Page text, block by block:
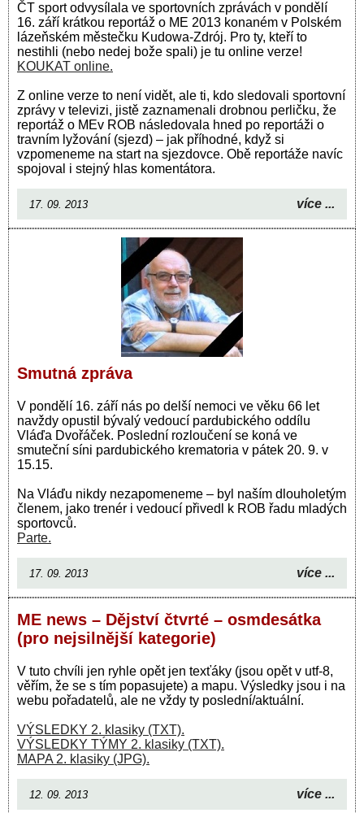
ČT sport odvysílala ve sportovních zprávách v pondělí
16. září krátkou reportáž o ME 2013 konaném v Polském
lázeňském městečku Kudowa-Zdrój. Pro ty, kteří to
nestihli (nebo nedej bože spali) je tu online verze!
KOUKAT online.
Z online verze to není vidět, ale ti, kdo sledovali sportovní
zprávy v televizi, jistě zaznamenali drobnou perličku, že
reportáž o MEv ROB následovala hned po reportáži o
travním lyžování (sjezd) – jak příhodné, když si
vzpomeneme na start na sjezdovce. Obě reportáže navíc
spojoval i stejný hlas komentátora.
17. 09. 2013 více ...
Smutná zpráva
V pondělí 16. září nás po delší nemoci ve věku 66 let
navždy opustil bývalý vedoucí pardubického oddílu
Vláďa Dvořáček. Poslední rozloučení se koná ve
smuteční síni pardubického krematoria v pátek 20. 9. v
15.15.
Na Vláďu nikdy nezapomeneme – byl naším dlouholetým
členem, jako trenér i vedoucí přivedl k ROB řadu mladých
sportovců.
Parte.
17. 09. 2013 více ...
ME news – Dějství čtvrté – osmdesátka
(pro nejsilnější kategorie)
V tuto chvíli jen ryhle opět jen texťáky (jsou opět v utf-8,
věřím, že se s tím popasujete) a mapu. Výsledky jsou i na
webu pořadatelů, ale ne vždy ty poslední/aktuální.
VÝSLEDKY 2. klasiky (TXT).
VÝSLEDKY TÝMY 2. klasiky (TXT).
MAPA 2. klasiky (JPG).
12. 09. 2013 více ...